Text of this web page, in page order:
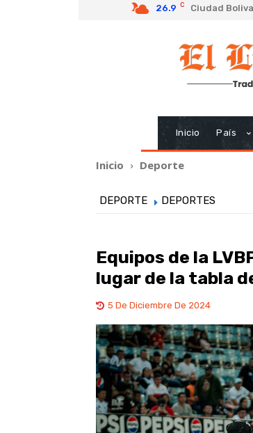
26.9 C Ciudad
Inicio País
Inicio Deporte
DEPORTE DEPORTES
Equipos de la
lugar de la tabla
5 De Diciembre De 2024